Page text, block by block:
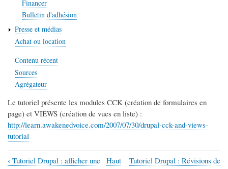
Financer
Bulletin d'adhésion
Presse et médias
Achat ou location
Contenu récent
Sources
Agrégateur
Le tutoriel présente les modules CCK (création de formulaires en
page) et VIEWS (création de vues en liste) :
http://learn.awakenedvoice.com/2007/07/30/drupal-cck-and-views-
tutorial
‹ Tutoriel Drupal : afficher une
Haut
Tutoriel Drupal : Révisions de